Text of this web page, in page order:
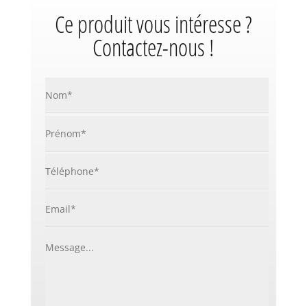
Ce produit vous intéresse ?
Contactez-nous !